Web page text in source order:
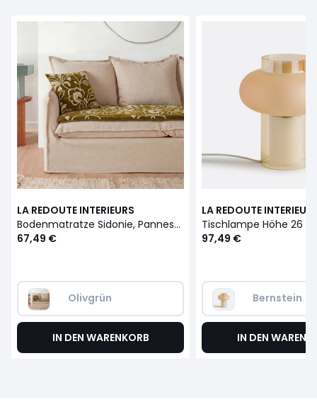
LA REDOUTE INTERIEURS
Bodenmatratze Sidonie, Pannesamt
67,49 €
Olivgrün
IN DEN WARENKORB
LA REDOUTE
Tischlampe Höhe 26
97,49 €
Bernstein
IN DEN